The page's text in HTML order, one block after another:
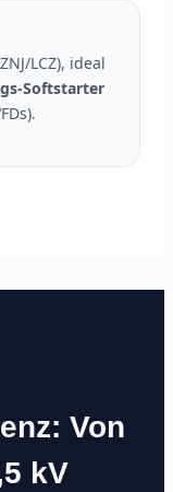
LCZ), ideal
Softstarter
Von
kV